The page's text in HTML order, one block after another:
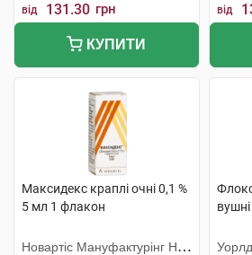
від 131.30 грн
КУПИТИ
від
Максидекс краплі очні 0,1 %
5 мл 1 флакон
Новартіс Мануфактурінг НВ,